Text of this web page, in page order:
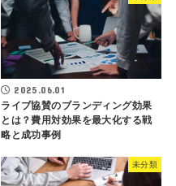
2025.06.01
ライブ協賛のブランディング効果
とは？費用対効果を最大化する戦
略と成功事例
未分類